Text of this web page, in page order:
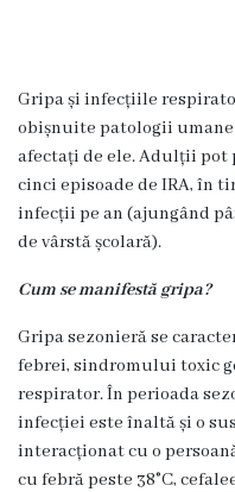
de
Familie
Secția
Medicină
2
Centrul
Sănătății
Femeii
AMT
Gripa și infecțiile
obișnuite patologii
afectați de ele. Adulții pot
cinci episoade de IRA, în
infecții pe an (ajungând
de vârstă școlară).
Cum se manifestă gripa?
Gripa sezonieră se
febrei, sindromului toxic
respirator. În perioada
infecției este înaltă și o
interacționat cu o
cu febră peste 38°C,